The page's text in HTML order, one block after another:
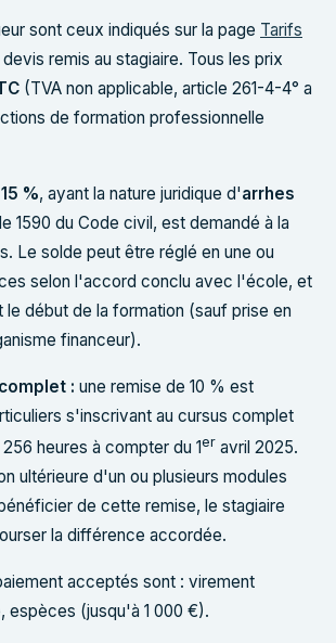
sont ceux indiqués sur la page Tarifs
remis au stagiaire. Tous les prix
(TVA non applicable, article 261-4-4° a
de formation professionnelle
%, ayant la nature juridique d'arrhes
1590 du Code civil, est demandé à la
Le solde peut être réglé en une ou
selon l'accord conclu avec l'école, et
le début de la formation (sauf prise en
financeur).
: une remise de 10 % est
s'inscrivant au cursus complet
heures à compter du 1er avril 2025.
ultérieure d'un ou plusieurs modules
de cette remise, le stagiaire
la différence accordée.
acceptés sont : virement
espèces (jusqu'à 1 000 €).